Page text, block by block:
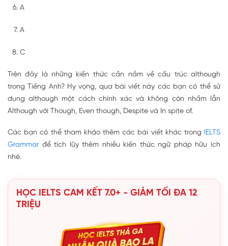
A
A
C
Trên đây là những kiến thức cần nắm về cấu trúc although
trong Tiếng Anh? Hy vọng, qua bài viết này các bạn có thể sử
dụng although một cách chính xác và không còn nhầm lẫn
Although với Though, Even though, Despite và In spite of.
Các bạn có thể tham khảo thêm các bài viết khác trong IELTS
Grammar để tích lũy thêm nhiều kiến thức ngữ pháp hữu ích
nhé.
HỌC IELTS CAM KẾT 7.0+ - GIẢM TỐI ĐA 12
TRIỆU